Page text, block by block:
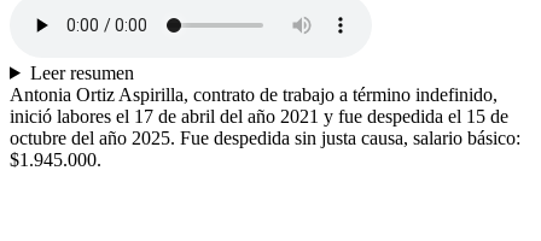
Leer resumen
Antonia Ortiz Aspirilla, contrato de trabajo a término indefinido,
inició labores el 17 de abril del año 2021 y fue despedida el 15 de
octubre del año 2025. Fue despedida sin justa causa, salario básico:
$1.945.000.